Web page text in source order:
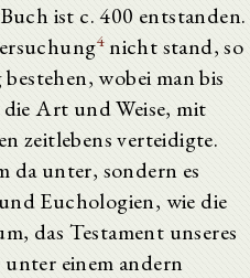
ist c. 400 entstanden.
4nicht stand, so
wobei man bis
Art und Weise, mit
zeitlebens verteidigte.
da unter, sondern es
Euchologien, wie die
das Testament unseres
einem andern